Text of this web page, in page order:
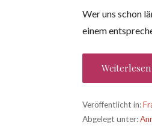
Wer uns schon
einem
Veröffentlicht in:
Abgelegt unter: